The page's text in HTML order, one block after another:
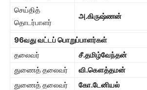
செய்தித்
தொடர்பாளர்
அ.கிருஷ்ணன்
96வது வட்டப் பொறுப்பாளர்கள்
தலைவர்
சீ.தமிழ்வேந்தன்
துணைத் தலைவர்
வி.கௌத்தமன்
துணைத் தலைவர்
கோ.டேனியல்